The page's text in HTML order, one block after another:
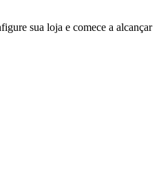
sua loja e comece a alcançar